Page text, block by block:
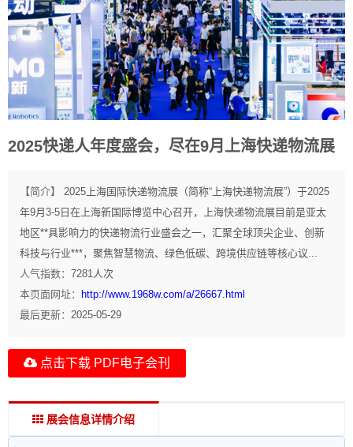
2025快递人年度盛会，尽在9月上海快递物流展
【简介】
2025上海国际快递物流展（简称“上海快递物流展”）于2025
年9月3-5日在上海新国际博览中心召开，上海快递物流展目前是亚太
地区**具影响力的快递物流行业盛会之一，汇聚全球顶尖企业、创新
科技与行业***，聚焦智慧物流、绿色低碳、跨境供应链等核心议...
人气指数： 7281 人次
本页面网址：
http://www.1968w.com/a/26667.html
最后更新： 2025-05-29
点击下载 PDF电子会刊
展会信息详情介绍